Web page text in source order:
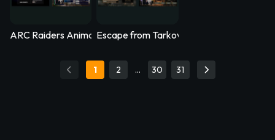
ARC Raiders Animated Stream Overlay – Arcfall
Escape from Tarkov Animated Stream
1 2 … 30 31